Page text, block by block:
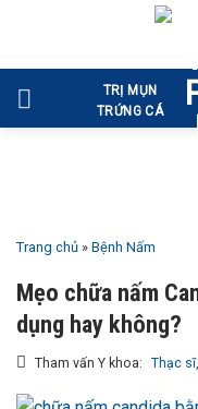
nội
dung
TRỊ MỤN
TRỨNG CÁ
Trang chủ » Bệnh Nấm
Mẹo chữa nấm
dụng hay không?
Tham vấn Y khoa: Thạc